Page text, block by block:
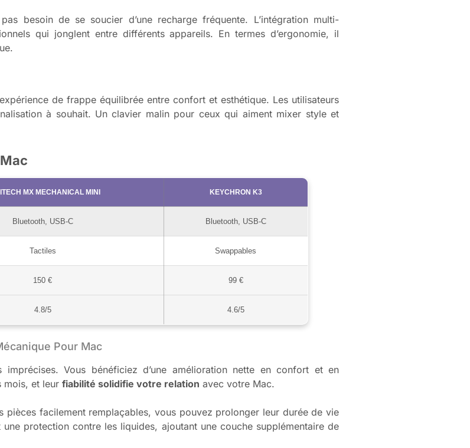
besoin de se soucier d’une recharge fréquente. L’intégration multi-
qui jonglent entre différents appareils. En termes d’ergonomie, il
de frappe équilibrée entre confort et esthétique. Les utilisateurs
à souhait. Un clavier malin pour ceux qui aiment mixer style et
MX MECHANICAL MINI KEYCHRON K3
Bluetooth, USB-C Bluetooth, USB-C
Tactiles Swappables
150 € 99 €
4.8/5 4.6/5
Pour Mac
Vous bénéficiez d’une amélioration nette en confort et en
mois, et leur fiabilité solidifie votre relation avec votre Mac.
pièces facilement remplaçables, vous pouvez prolonger leur durée de vie
protection contre les liquides, ajoutant une couche supplémentaire de